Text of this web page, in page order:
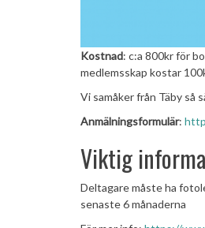
Kostnad: c:a 800kr för
medlemsskap kostar
Vi samåker från Täby så
Anmälningsformulär:
Viktig
Deltagare måste ha
senaste 6 månaderna